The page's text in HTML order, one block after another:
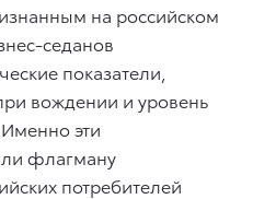
на российском
седанов
показатели,
вождении и уровень
эти
флагману
потребителей